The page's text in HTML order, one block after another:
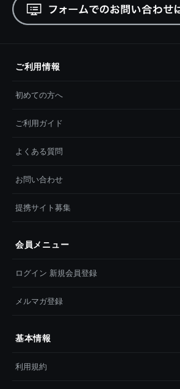
ご利用情報
初めての方へ
ご利用ガイド
よくある質問
お問い合わせ
提携サイト募集
会員メニュー
ログイン 新規会員登録
メルマガ登録
基本情報
利用規約